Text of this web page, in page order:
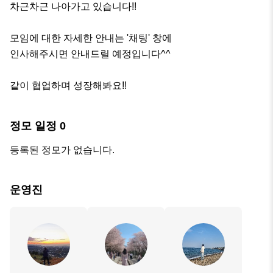
차근차근 나아가고 있습니다!!
모임에 대한 자세한 안내는 '채팅' 창에
인사해주시면 안내드릴 예정입니다^^
같이 협업하며 성장해봐요!!
정모 일정 0
등록된 정모가 없습니다.
운영진